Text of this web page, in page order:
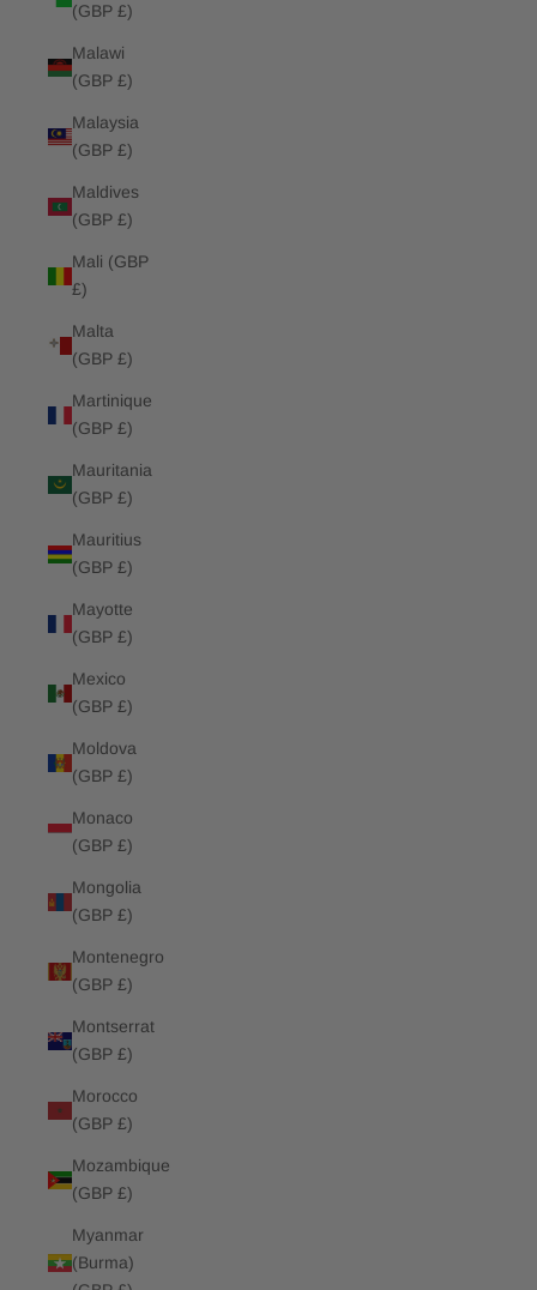
(GBP £)
Malawi
(GBP £)
Malaysia
(GBP £)
Maldives
(GBP £)
Mali (GBP
£)
Malta
(GBP £)
Martinique
(GBP £)
Mauritania
(GBP £)
Mauritius
(GBP £)
Mayotte
(GBP £)
Mexico
(GBP £)
Moldova
(GBP £)
Monaco
(GBP £)
Mongolia
(GBP £)
Montenegro
(GBP £)
Montserrat
(GBP £)
Morocco
(GBP £)
Mozambique
(GBP £)
Myanmar
(Burma)